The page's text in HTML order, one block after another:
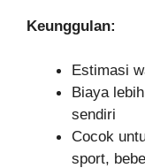
Keunggulan:
Estimasi
Biaya
sendiri
Cocok
sport,